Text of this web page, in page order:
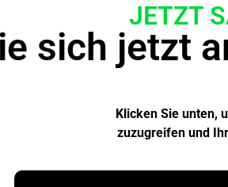
JETZT
sich jetzt
Klicken Sie unten,
zuzugreifen und